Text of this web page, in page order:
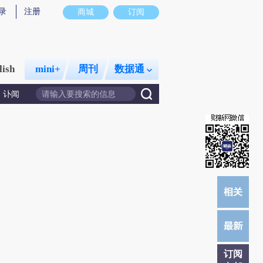
商城 订阅
注册
mini+ 周刊 数据通
讣闻
订阅